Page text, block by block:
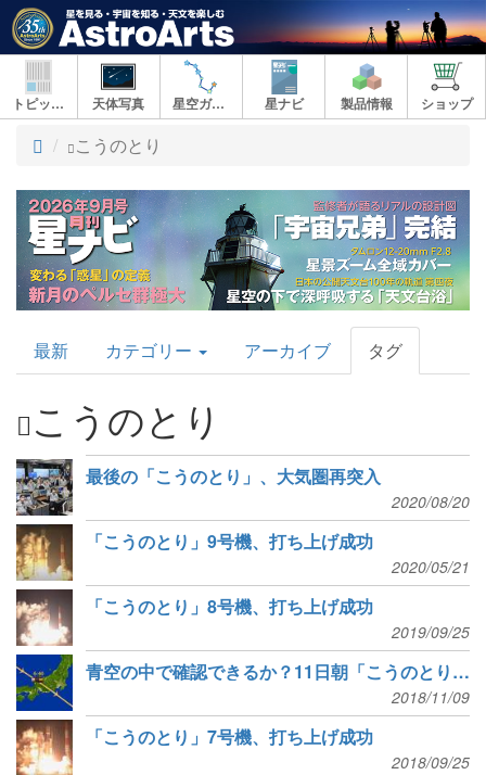
トピックス 天体写真 星空ガイド 星ナビ 製品情報 ショップ
ト
プ
こうのとり
AstroArts
Topics
最新 カテゴリー アーカイブ タグ
こうのとり
最後の「こうのとり」、大気圏再突入
2020/08/20
「こうのとり」9号機、打ち上げ成功
2020/05/21
「こうのとり」8号機、打ち上げ成功
2019/09/25
青空の中で確認できるか？11日朝「こうのとり」7号機が日本上空で大気圏再突入
2018/11/09
「こうのとり」7号機、打ち上げ成功
2018/09/25